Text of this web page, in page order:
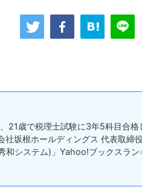
21歳で税理士試験に3年5科目合
社坂根ホールディングス 代表取締
和システム)」Yahoo!ブックスラ